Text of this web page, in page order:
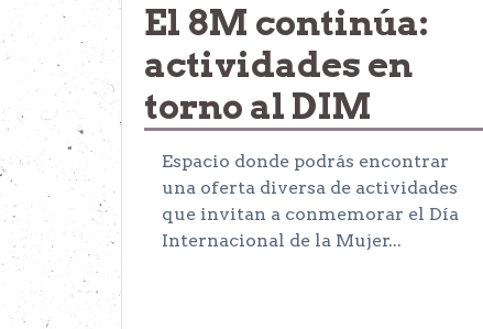
El 8M continúa:
actividades en
torno al DIM
Espacio donde podrás encontrar
una oferta diversa de actividades
que invitan a conmemorar el Día
Internacional de la Mujer...